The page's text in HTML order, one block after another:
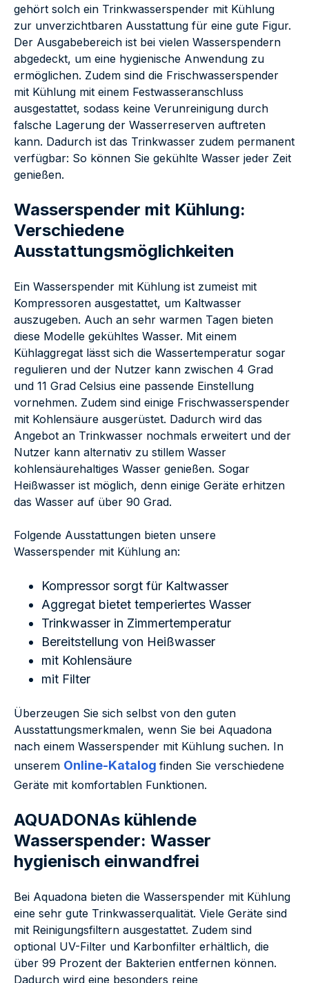
gehört solch ein Trinkwasserspender mit Kühlung
zur unverzichtbaren Ausstattung für eine gute Figur.
Der Ausgabebereich ist bei vielen Wasserspendern
abgedeckt, um eine hygienische Anwendung zu
ermöglichen. Zudem sind die Frischwasserspender
mit Kühlung mit einem Festwasseranschluss
ausgestattet, sodass keine Verunreinigung durch
falsche Lagerung der Wasserreserven auftreten
kann. Dadurch ist das Trinkwasser zudem permanent
verfügbar: So können Sie gekühlte Wasser jeder Zeit
genießen.
Wasserspender mit Kühlung:
Verschiedene
Ausstattungsmöglichkeiten
Ein Wasserspender mit Kühlung ist zumeist mit
Kompressoren ausgestattet, um Kaltwasser
auszugeben. Auch an sehr warmen Tagen bieten
diese Modelle gekühltes Wasser. Mit einem
Kühlaggregat lässt sich die Wassertemperatur sogar
regulieren und der Nutzer kann zwischen 4 Grad
und 11 Grad Celsius eine passende Einstellung
vornehmen. Zudem sind einige Frischwasserspender
mit Kohlensäure ausgerüstet. Dadurch wird das
Angebot an Trinkwasser nochmals erweitert und der
Nutzer kann alternativ zu stillem Wasser
kohlensäurehaltiges Wasser genießen. Sogar
Heißwasser ist möglich, denn einige Geräte erhitzen
das Wasser auf über 90 Grad.
Folgende Ausstattungen bieten unsere
Wasserspender mit Kühlung an:
Kompressor sorgt für Kaltwasser
Aggregat bietet temperiertes Wasser
Trinkwasser in Zimmertemperatur
Bereitstellung von Heißwasser
mit Kohlensäure
mit Filter
Überzeugen Sie sich selbst von den guten
Ausstattungsmerkmalen, wenn Sie bei Aquadona
nach einem Wasserspender mit Kühlung suchen. In
unserem Online-Katalog finden Sie verschiedene
Geräte mit komfortablen Funktionen.
AQUADONAs kühlende
Wasserspender: Wasser
hygienisch einwandfrei
Bei Aquadona bieten die Wasserspender mit Kühlung
eine sehr gute Trinkwasserqualität. Viele Geräte sind
mit Reinigungsfiltern ausgestattet. Zudem sind
optional UV-Filter und Karbonfilter erhältlich, die
über 99 Prozent der Bakterien entfernen können.
Dadurch wird eine besonders reine